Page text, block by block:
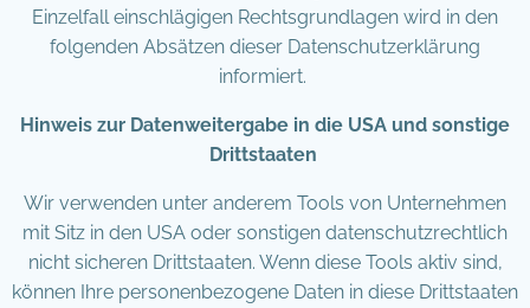
Einzelfall einschlägigen Rechtsgrundlagen wird in den
folgenden Absätzen dieser Datenschutzerklärung
informiert.
Hinweis zur Datenweitergabe in die USA und sonstige
Drittstaaten
Wir verwenden unter anderem Tools von Unternehmen
mit Sitz in den USA oder sonstigen datenschutzrechtlich
nicht sicheren Drittstaaten. Wenn diese Tools aktiv sind,
können Ihre personenbezogene Daten in diese Drittstaaten